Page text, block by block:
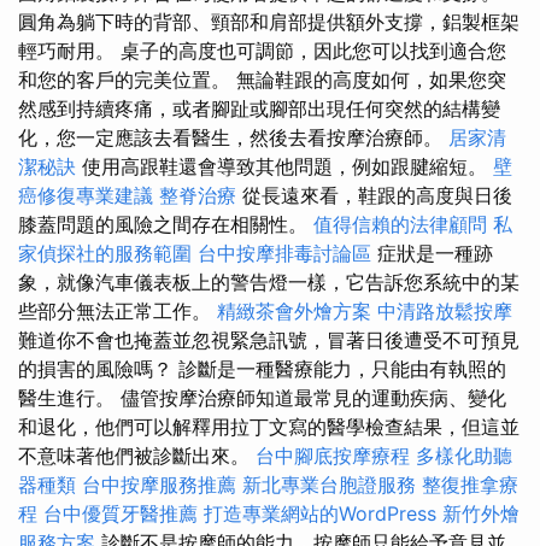
圓角為躺下時的背部、頸部和肩部提供額外支撐，鋁製框架
輕巧耐用。 桌子的高度也可調節，因此您可以找到適合您
和您的客戶的完美位置。 無論鞋跟的高度如何，如果您突
然感到持續疼痛，或者腳趾或腳部出現任何突然的結構變
化，您一定應該去看醫生，然後去看按摩治療師。 居家清
潔秘訣 使用高跟鞋還會導致其他問題，例如跟腱縮短。 壁
癌修復專業建議 整脊治療 從長遠來看，鞋跟的高度與日後
膝蓋問題的風險之間存在相關性。 值得信賴的法律顧問 私
家偵探社的服務範圍 台中按摩排毒討論區 症狀是一種跡
象，就像汽車儀表板上的警告燈一樣，它告訴您系統中的某
些部分無法正常工作。 精緻茶會外燴方案 中清路放鬆按摩
難道你不會也掩蓋並忽視緊急訊號，冒著日後遭受不可預見
的損害的風險嗎？ 診斷是一種醫療能力，只能由有執照的
醫生進行。 儘管按摩治療師知道最常見的運動疾病、變化
和退化，他們可以解釋用拉丁文寫的醫學檢查結果，但這並
不意味著他們被診斷出來。 台中腳底按摩療程 多樣化助聽
器種類 台中按摩服務推薦 新北專業台胞證服務 整復推拿療
程 台中優質牙醫推薦 打造專業網站的WordPress 新竹外燴